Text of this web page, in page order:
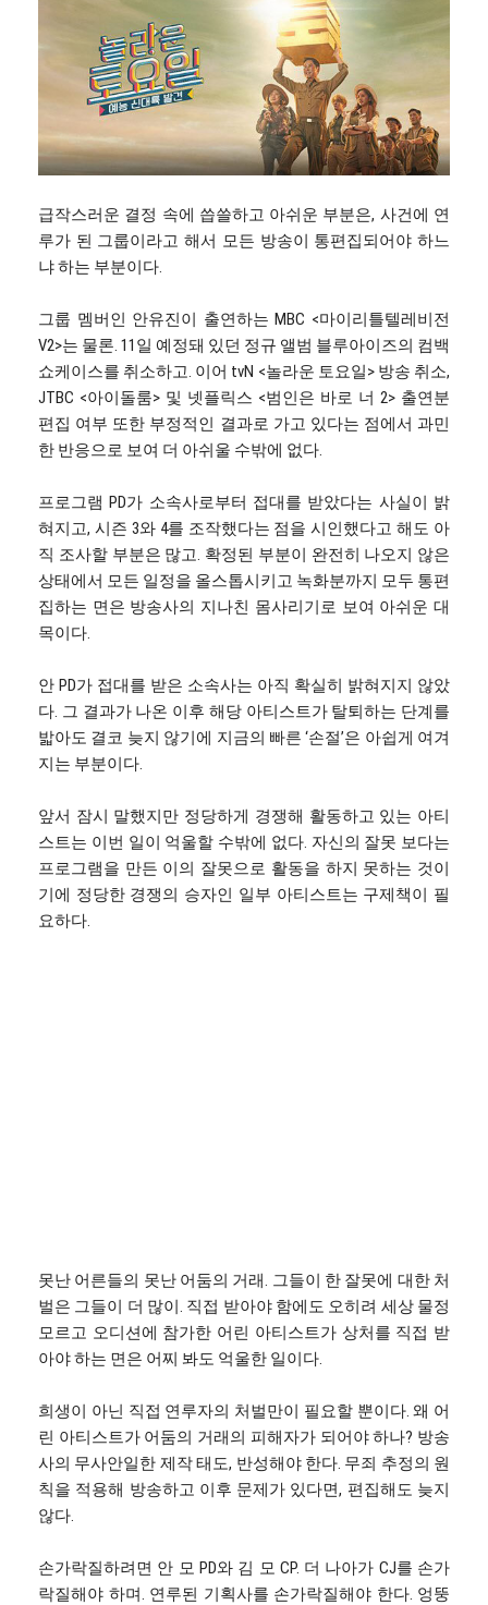
급작스러운 결정 속에 씁쓸하고 아쉬운 부분은, 사건에 연
루가 된 그룹이라고 해서 모든 방송이 통편집되어야 하느
냐 하는 부분이다.
그룹 멤버인 안유진이 출연하는 MBC <마이리틀텔레비전
V2>는 물론. 11일 예정돼 있던 정규 앨범 블루아이즈의 컴백
쇼케이스를 취소하고. 이어 tvN <놀라운 토요일> 방송 취소,
JTBC <아이돌룸> 및 넷플릭스 <범인은 바로 너 2> 출연분
편집 여부 또한 부정적인 결과로 가고 있다는 점에서 과민
한 반응으로 보여 더 아쉬울 수밖에 없다.
프로그램 PD가 소속사로부터 접대를 받았다는 사실이 밝
혀지고, 시즌 3와 4를 조작했다는 점을 시인했다고 해도 아
직 조사할 부분은 많고. 확정된 부분이 완전히 나오지 않은
상태에서 모든 일정을 올스톱시키고 녹화분까지 모두 통편
집하는 면은 방송사의 지나친 몸사리기로 보여 아쉬운 대
목이다.
안 PD가 접대를 받은 소속사는 아직 확실히 밝혀지지 않았
다. 그 결과가 나온 이후 해당 아티스트가 탈퇴하는 단계를
밟아도 결코 늦지 않기에 지금의 빠른 ‘손절’은 아쉽게 여겨
지는 부분이다.
앞서 잠시 말했지만 정당하게 경쟁해 활동하고 있는 아티
스트는 이번 일이 억울할 수밖에 없다. 자신의 잘못 보다는
프로그램을 만든 이의 잘못으로 활동을 하지 못하는 것이
기에 정당한 경쟁의 승자인 일부 아티스트는 구제책이 필
요하다.
못난 어른들의 못난 어둠의 거래. 그들이 한 잘못에 대한 처
벌은 그들이 더 많이. 직접 받아야 함에도 오히려 세상 물정
모르고 오디션에 참가한 어린 아티스트가 상처를 직접 받
아야 하는 면은 어찌 봐도 억울한 일이다.
희생이 아닌 직접 연루자의 처벌만이 필요할 뿐이다. 왜 어
린 아티스트가 어둠의 거래의 피해자가 되어야 하나? 방송
사의 무사안일한 제작 태도, 반성해야 한다. 무죄 추정의 원
칙을 적용해 방송하고 이후 문제가 있다면, 편집해도 늦지
않다.
손가락질하려면 안 모 PD와 김 모 CP. 더 나아가 CJ를 손가
락질해야 하며. 연루된 기획사를 손가락질해야 한다. 엉뚱